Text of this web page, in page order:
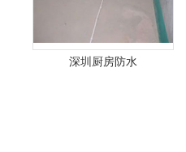
深圳厨房防水